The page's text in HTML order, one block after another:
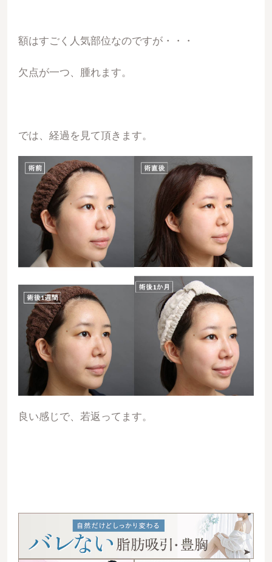
額はすごく人気部位なのですが・・・
欠点が一つ、腫れます。
では、経過を見て頂きます。
良い感じで、若返ってます。